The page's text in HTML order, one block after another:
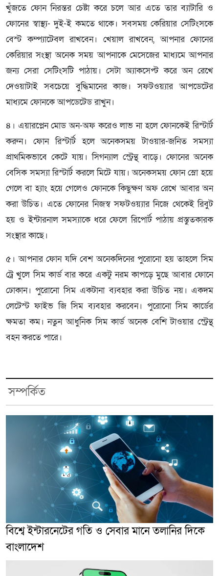
খুঁজতে ফোন নিরন্তর চেষ্টা করে চলে আর এতে তার ব্যাটারি ও
ফোনের স্বাস্থ্য- দুই-ই কমতে থাকে। সবসময় কেরিয়ার সেটিংসকে
বেস্ট কম্প্যাটেবল রাখবেন। খেয়াল রাখবেন, আপনার ফোনের
কেরিয়ার সংস্থা অনেক সময় আপনাকে মেসেজের মাধ্যমে আপনার
জন্য সেরা সেটিংসটি পাঠায়। সেটা অ্যাকসেপ্ট করে অন রেখে
দেওয়াটাই সবচেয়ে বুদ্ধিমানের কাজ। সফটওয়্যার আপডেটের
মাধ্যমে ফোনকে আপডেটেড রাখুন।
৪। এয়ারপ্লেন মোড অন-অফ করেও লাভ না হলে ফোনকেই রিস্টার্ট
করুন। ফোন রিস্টার্ট হলে অনেকসময় টাওয়ার-জনিত সমস্যা
প্রাথমিকভাবে কেটে যায়। সিগন্যাল স্ট্রেন্থ বাড়ে। ফোনের অনেক
বেসিক সমস্যা রিস্টার্ট করলে মিটে যায়। অনেকসময় ফোন স্লো হয়ে
গেলে বা হ্যাং হয়ে গেলেও ফোনকে কিছুক্ষণ অফ রেখে আবার অন
করা উচিত। এতে ফোনের নিজস্ব সফটওয়্যার নিজে থেকেই রিবুট
হয় ও ইন্টারনাল সমস্যাকে ধরে ফেলে রিপোর্ট পাঠায় প্রস্তুতকারক
সংস্থার কাছে।
৫। আপনার ফোন যদি বেশ অনেকদিনের পুরোনো হয় তাহলে সিম
ট্রে খুলে সিম কার্ড বার করে একটু নরম কাপড়ে মুছে আবার ফোনে
ঢোকান। পুরোনো সিম একটানা ব্যবহার করা উচিত নয়। একদম
লেটেস্ট ফাইভ জি সিম ব্যবহার করবেন। পুরোনো সিম কার্ডের
ক্ষমতা কম। নতুন আধুনিক সিম কার্ড অনেক বেশি টাওয়ার স্ট্রেন্থ
বহন করতে পারে।
সম্পর্কিত
বিশ্বে ইন্টারনেটের গতি ও সেবার মানে তলানির দিকে
বাংলাদেশ